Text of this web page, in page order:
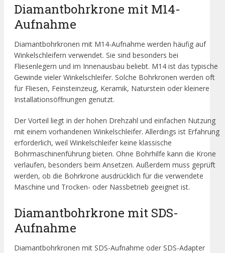
Diamantbohrkrone mit M14-
Aufnahme
Diamantbohrkronen mit M14-Aufnahme werden häufig auf
Winkelschleifern verwendet. Sie sind besonders bei
Fliesenlegern und im Innenausbau beliebt. M14 ist das typische
Gewinde vieler Winkelschleifer. Solche Bohrkronen werden oft
für Fliesen, Feinsteinzeug, Keramik, Naturstein oder kleinere
Installationsöffnungen genutzt.
Der Vorteil liegt in der hohen Drehzahl und einfachen Nutzung
mit einem vorhandenen Winkelschleifer. Allerdings ist Erfahrung
erforderlich, weil Winkelschleifer keine klassische
Bohrmaschinenführung bieten. Ohne Bohrhilfe kann die Krone
verlaufen, besonders beim Ansetzen. Außerdem muss geprüft
werden, ob die Bohrkrone ausdrücklich für die verwendete
Maschine und Trocken- oder Nassbetrieb geeignet ist.
Diamantbohrkrone mit SDS-
Aufnahme
Diamantbohrkronen mit SDS-Aufnahme oder SDS-Adapter